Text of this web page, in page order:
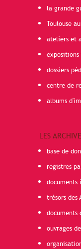
la grande
Toulouse
ateliers et
dossiers
centre de
albums
LES
base de
registres
documents
trésors des
documents
ouvrages